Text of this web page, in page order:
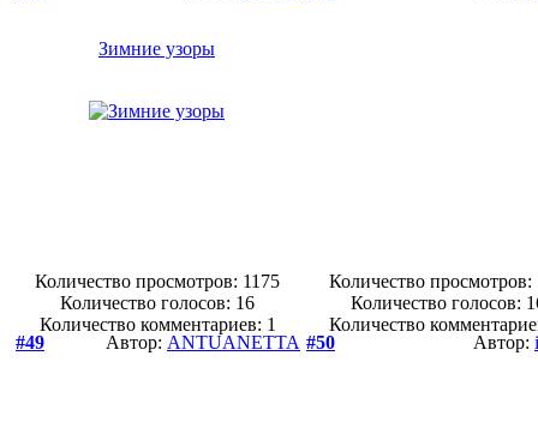
Зимние узоры
Количество просмотров: 1175
Количество голосов: 16
Количество комментариев: 1
Количество просмотров:
Количество голосов:
Количество
#49
Автор: ANTUANETTA #50 Автор: